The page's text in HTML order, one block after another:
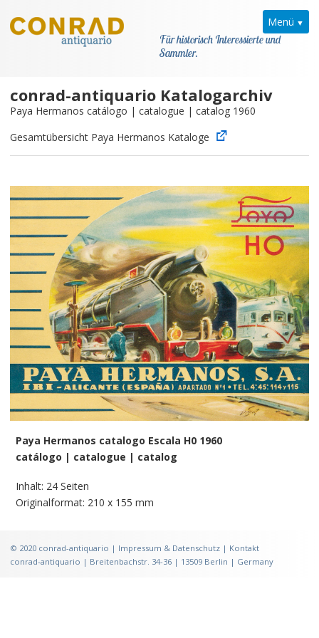
Für historisch Interessierte und
Sammler.
Home
Kataloge
Modellarchiv
Kontakt
Menü
conrad-antiquario Katalogarchiv
Paya Hermanos catálogo | catalogue | catalog 1960
Gesamtübersicht Paya Hermanos Kataloge
Paya Hermanos catalogo Escala H0 1960
catálogo | catalogue | catalog
Inhalt: 24 Seiten
Originalformat: 210 x 155 mm
© 2020 conrad-antiquario | Impressum & Datenschutz | Kontakt
conrad-antiquario | Breitenbachstr. 34-36 | 13509 Berlin | Germany